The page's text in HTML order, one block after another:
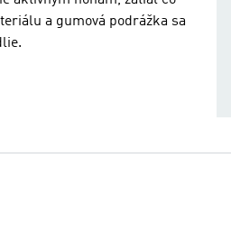
a gumová podrážka sa